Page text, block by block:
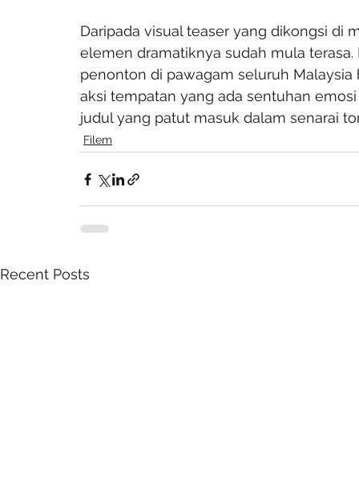
Daripada visual teaser yang dikongsi di
elemen dramatiknya sudah mula
penonton di pawagam seluruh
aksi tempatan yang ada sentuhan
judul yang patut masuk dalam senarai
Filem
Recent Posts